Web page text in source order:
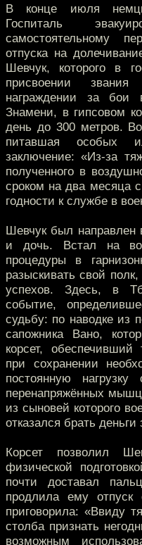
В конце июля
Госпиталь
самостоятельному
отпуска на
Шевчук, которого в
присвоении
награждении за бои
Знамени, в гипсовом
день до 300 метров.
питавшая особых
заключение: «Из-за
полученного в
сроком на два месяца
годности к службе в
Шевчук был направлен
и дочь. Встал на
процедуры в
разыскивать свой
успехов. Здесь, в
событие,
судьбу: по наводке из
сапожника Вано,
корсет,
при сохранении
постоянную
перенапряжённых
из сыновей которого
отказался брать
Корсет позволил
физической
почти доставал
продлила ему
приговорила: «Ввиду
столба признать
возможным